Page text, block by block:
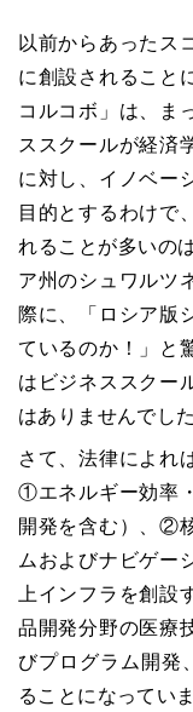
以前からあったス
に創設されること
コルコボ」は、ま
ススクールが経済
に対し、イノベー
目的とするわけで
れることが多いの
ア州のシュワルツ
際に、「ロシア版
ているのか！」と
はビジネススクー
はありませんでした
さて、法律によれ
①エネルギー効率
開発を含む）、②
ムおよびナビゲー
上インフラを創
品開発分野の医療
びプログラム開発
ることになっていま